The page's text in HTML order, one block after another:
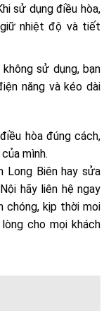
sử dụng điều hòa,
nhiệt độ và tiết
sử dụng, bạn
năng và kéo dài
hòa đúng cách,
mình.
Long Biên hay sửa
hãy liên hệ ngay
chóng, kịp thời moi
cho mọi khách